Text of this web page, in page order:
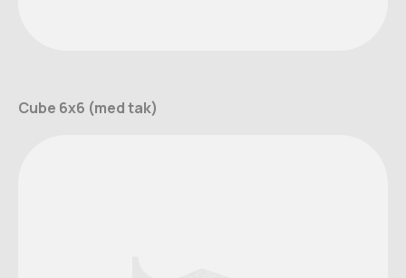
Cube 6x6 (med tak)